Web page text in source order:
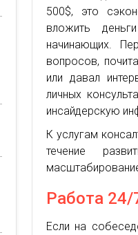
500$, это
вложить
начинающих.
вопросов,
или давал
личных
инсайдерскую
К услугам
течение
Работа 24/
Если на